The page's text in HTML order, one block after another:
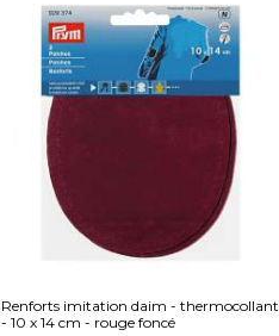
Renforts imitation daim - thermocollant
- 10 x 14 cm - rouge foncé